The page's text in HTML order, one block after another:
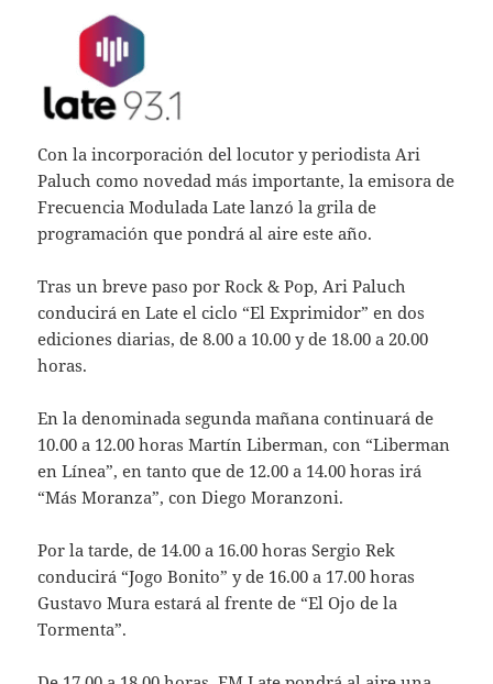
Con la incorporación del locutor y periodista Ari
Paluch como novedad más importante, la emisora de
Frecuencia Modulada Late lanzó la grila de
programación que pondrá al aire este año.
Tras un breve paso por Rock & Pop, Ari Paluch
conducirá en Late el ciclo “El Exprimidor” en dos
ediciones diarias, de 8.00 a 10.00 y de 18.00 a 20.00
horas.
En la denominada segunda mañana continuará de
10.00 a 12.00 horas Martín Liberman, con “Liberman
en Línea”, en tanto que de 12.00 a 14.00 horas irá
“Más Moranza”, con Diego Moranzoni.
Por la tarde, de 14.00 a 16.00 horas Sergio Rek
conducirá “Jogo Bonito” y de 16.00 a 17.00 horas
Gustavo Mura estará al frente de “El Ojo de la
Tormenta”.